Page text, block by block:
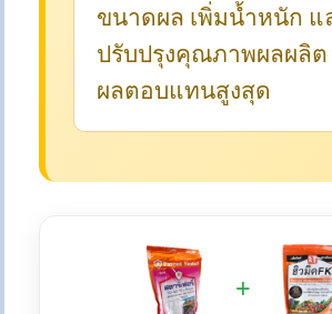
ขนาดผล เพิ่มน้ำหนัก แ
ปรับปรุงคุณภาพผลผลิต
ผลตอบแทนสูงสุด
+